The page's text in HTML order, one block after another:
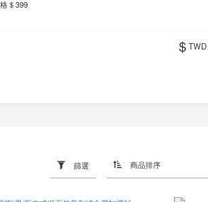
，任兩件9折
$ TWD
篩選 商品排序